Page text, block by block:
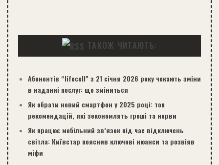
ТАКОЖ ЧИТАЮТЬ:
Абонентів “lifecell” з 21 січня 2026 року чекають зміни
в наданні послуг: що зміниться
Як обрати новий смартфон у 2025 році: топ
рекомендацій, які зекономлять гроші та нерви
Як працює мобільний зв’язок під час відключень
світла: Київстар пояснив ключові нюанси та розвіяв
міфи